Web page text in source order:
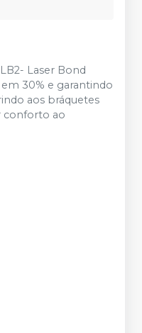
Laser Bond
30% e garantindo
aos bráquetes
conforto ao